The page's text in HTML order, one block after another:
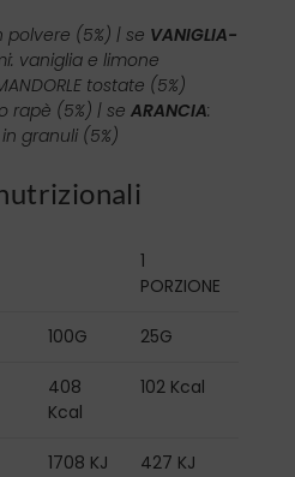
(5%) | se VANIGLIA-
vaniglia e limone
tostate (5%)
rapè (5%) | se ARANCIA:
granuli (5%)
1
PORZIONE
100G 25G
408
Kcal
102 Kcal
1708 KJ 427 KJ